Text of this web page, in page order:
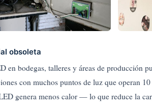
obsoleta
en bodegas, talleres y áreas de producción
con muchos puntos de luz que operan
genera menos calor — lo que reduce la